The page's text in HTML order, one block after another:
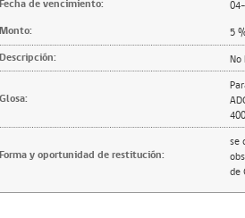
Fecha de vencimiento:
Monto:
5
Descripción:
Glosa:
Forma y oportunidad de restitución:
se
de